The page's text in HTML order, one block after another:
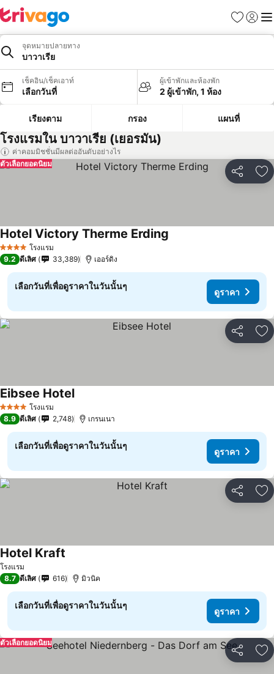
รายการโป
เข้าสู่ร
เมนู
จุดหมายปลายทาง
บาวาเรีย
เช็คอิน/เช็คเอาท์
เลือกวันที่
ผู้เข้าพักและห้องพัก
2 ผู้เข้าพัก, 1 ห้อง
เรียงตาม กรอง แผนที่
โรงแรมใน บาวาเรีย (เยอรมัน)
ค่าคอมมิชชั่นมีผลต่ออันดับอย่างไร
แชร์ เ
ตัวเลือกยอดนิยม
4 ดาว โรงแรม
Hotel Victory Therme Erding
9.2 ดีเลิศ 33,389 เออร์ดิง
เลือกวันที่เพื่อดูราคาในวันนั้นๆ
ดูราคา
แชร์ เ
4 ดาว โรงแรม
Eibsee Hotel
8.9 ดีเลิศ 2,748 เกรนเนา
เลือกวันที่เพื่อดูราคาในวันนั้นๆ
ดูราคา
แชร์ เ
โรงแรม
Hotel Kraft
8.7 ดีเลิศ 616 มิวนิค
เลือกวันที่เพื่อดูราคาในวันนั้นๆ
ดูราคา
แชร์ เ
ตัวเลือกยอดนิยม